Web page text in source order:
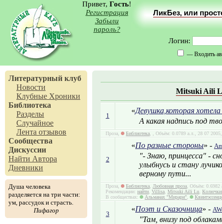
Привет, Гость!
Регистрация
Забыли
пароль?
ЛикБез, или
Логин:
— Входить
Литературный клуб
Новости
Клубные Хроники
Библиотека
Разделы
Случайное
Лента отзывов
Сообщества
Дискуссии
Найти Автора
Дневники
Душа человека
разделяется на три части:
ум, рассудок и страсть.
Пифагор
Mitsuki Aili
1
«Девушка,которая
А какая надпись под
Проза, Библиотека , Объём: 0.0789 а.л., 28 07
2
«По разные стороны» -
"- Знаю, принцесса" -
улыбнусь и стану
верному пути...
Проза, Библиотека Любовная проза , Объём:
Рекомендации: найти Villisa Mitsuki Aili Lu
В сообществах:
Альманах "Мирари"
3
«Поэт и Сказочница» - AW
"Там, внизу под